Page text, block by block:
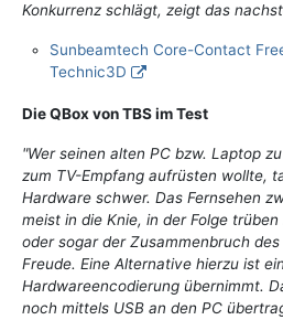
Konkurrenz schlägt, zeigt das
Sunbeamtech Core-Contact
Technic3D
Die QBox von TBS im Test
"Wer seinen alten PC bzw. Laptop
zum TV-Empfang aufrüsten wollte,
Hardware schwer. Das Fernsehen
meist in die Knie, in der Folge
oder sogar der Zusammenbruch
Freude. Eine Alternative hierzu ist
Hardwareencodierung übernimmt.
noch mittels USB an den PC